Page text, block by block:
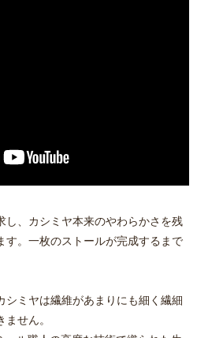
し、カシミヤ本来のやわらかさを残
す。一枚のストールが完成するまで
シミヤは繊維があまりにも細く繊細
せん。